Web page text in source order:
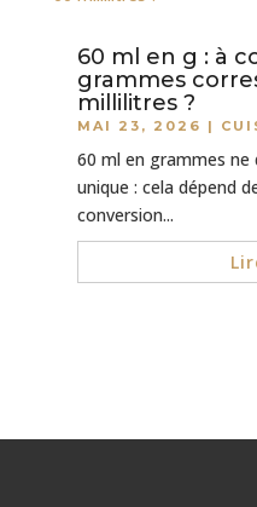
60 ml en g : à
grammes
millilitres ?
MAI 23, 2026 |
60 ml en grammes ne
unique : cela dépend
conversion...